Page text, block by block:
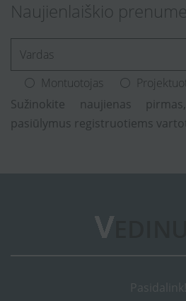
Naujienlaiškio
Montuotojas
Sužinokite naujienas
pasiūlymus registruotiems
Pasidalink!